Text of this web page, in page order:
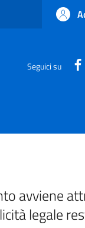
Seguici su
avviene
legale